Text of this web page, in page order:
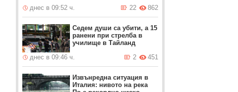
днес в 09:52 ч.
862
22
Седем души са убити, а 15
ранени при стрелба в
училище в Тайланд
днес в 09:46 ч.
451
2
Извънредна ситуация в
Италия: нивото на река